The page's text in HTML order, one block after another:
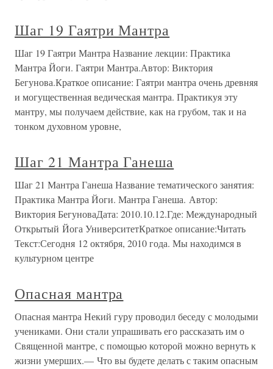
Шаг 19 Гаятри Мантра
Шаг 19 Гаятри Мантра Название лекции: Практика
Мантра Йоги. Гаятри Мантра.Автор: Виктория
Бегунова.Краткое описание: Гаятри мантра очень древняя
и могущественная ведическая мантра. Практикуя эту
мантру, мы получаем действие, как на грубом, так и на
тонком духовном уровне,
Шаг 21 Мантра Ганеша
Шаг 21 Мантра Ганеша Название тематического занятия:
Практика Мантра Йоги. Мантра Ганеша. Автор:
Виктория БегуноваДата: 2010.10.12.Где: Международный
Открытый Йога УниверситетКраткое описание:Читать
Текст:Сегодня 12 октября, 2010 года. Мы находимся в
культурном центре
Опасная мантра
Опасная мантра Некий гуру проводил беседу с молодыми
учениками. Они стали упрашивать его рассказать им о
Священной мантре, с помощью которой можно вернуть к
жизни умерших.— Что вы будете делать с таким опасным